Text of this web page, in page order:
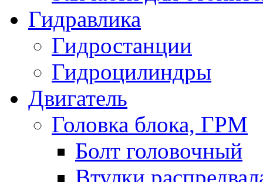
Гидравлика
Гидростанции
Гидроцилиндры
Двигатель
Головка блока, ГРМ
Болт головочный